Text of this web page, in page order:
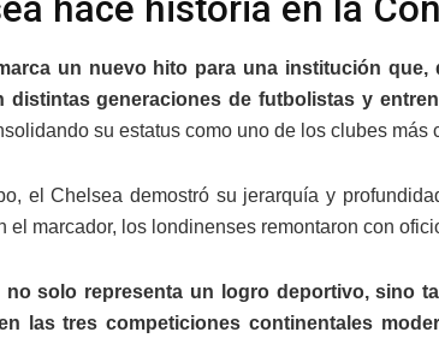
un nuevo hito para una institución
distintas generaciones de futbolistas y
su estatus como uno de los clubes más
el Chelsea demostró su jerarquía y
el marcador, los londinenses remontaron con
no solo representa un logro deportivo, sino
las tres competiciones continentales